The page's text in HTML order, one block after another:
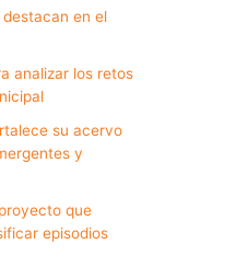
destacan en el
analizar los retos
su acervo
y
que
episodios